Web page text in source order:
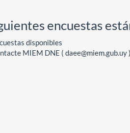
encuestas
disponibles
MIEM DNE ( daee@miem.gub.uy